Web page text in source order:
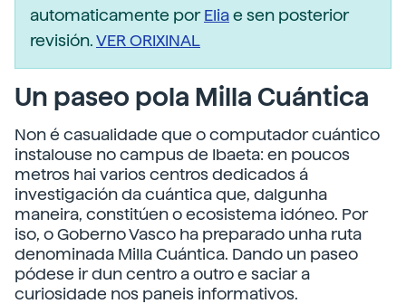
automaticamente porEliae sen posterior
revisión.VER ORIXINAL
Un paseo pola Milla Cuántica
Non é casualidade que o computador cuántico
instalouse no campus de Ibaeta: en poucos
metros hai varios centros dedicados á
investigación da cuántica que, dalgunha
maneira, constitúen o ecosistema idóneo. Por
iso, o Goberno Vasco ha preparado unha ruta
denominada Milla Cuántica. Dando un paseo
pódese ir dun centro a outro e saciar a
curiosidade nos paneis informativos.